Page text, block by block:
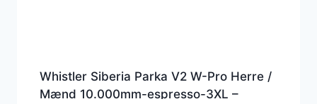
Whistler Siberia Parka V2 W-Pro Herre /
Mænd 10.000mm-espresso-3XL –